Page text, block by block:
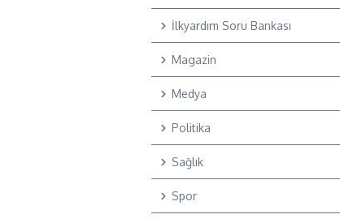
İlkyardım Soru Bankası
Magazin
Medya
Politika
Sağlık
Spor